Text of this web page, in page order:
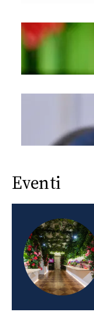
Eventi